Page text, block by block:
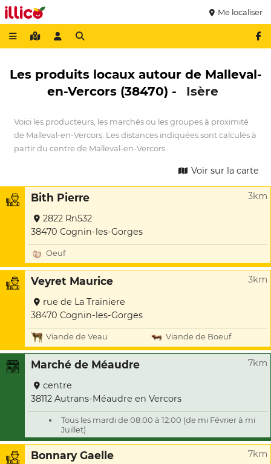
Me localiser
Les produits locaux autour de Malleval-
en-Vercors (38470) -
Isère
Voici les producteurs, les marchés ou les groupes à proximité
de Malleval-en-Vercors. Les distances indiquées sont calculés à
partir du centre de Malleval-en-Vercors.
Voir sur la carte
Bith Pierre 3km
2822 Rn532
38470 Cognin-les-Gorges
Oeuf
Veyret Maurice 3km
rue de La Trainiere
38470 Cognin-les-Gorges
Viande de Veau Viande de Boeuf
Marché de Méaudre 7km
centre
38112 Autrans-Méaudre en Vercors
Tous les mardi de 08:00 à 12:00 (de mi Février à mi
Juillet)
Bonnary Gaelle 7km